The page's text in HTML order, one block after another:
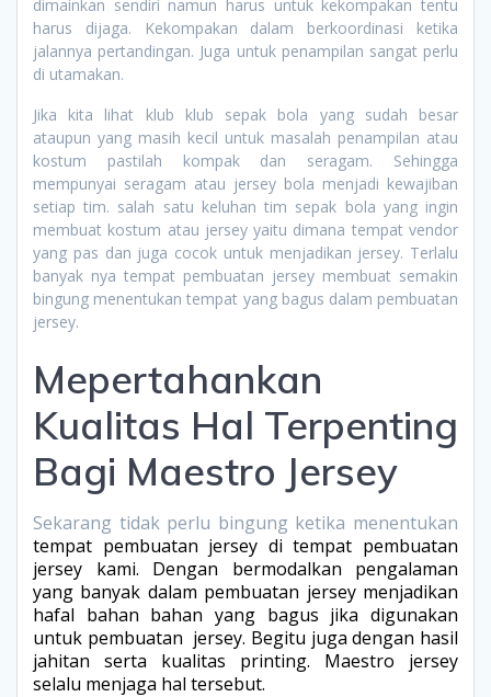
dimainkan sendiri namun harus untuk kekompakan tentu
harus dijaga. Kekompakan dalam berkoordinasi ketika
jalannya pertandingan. Juga untuk penampilan sangat perlu
di utamakan.
Jika kita lihat klub klub sepak bola yang sudah besar
ataupun yang masih kecil untuk masalah penampilan atau
kostum pastilah kompak dan seragam. Sehingga
mempunyai seragam atau jersey bola menjadi kewajiban
setiap tim. salah satu keluhan tim sepak bola yang ingin
membuat kostum atau jersey yaitu dimana tempat vendor
yang pas dan juga cocok untuk menjadikan jersey. Terlalu
banyak nya tempat pembuatan jersey membuat semakin
bingung menentukan tempat yang bagus dalam pembuatan
jersey.
Mepertahankan
Kualitas Hal Terpenting
Bagi Maestro Jersey
Sekarang tidak perlu bingung ketika menentukan
tempat pembuatan jersey di tempat pembuatan
jersey kami. Dengan bermodalkan pengalaman
yang banyak dalam pembuatan jersey menjadikan
hafal bahan bahan yang bagus jika digunakan
untuk pembuatan jersey. Begitu juga dengan hasil
jahitan serta kualitas printing. Maestro jersey
selalu menjaga hal tersebut.